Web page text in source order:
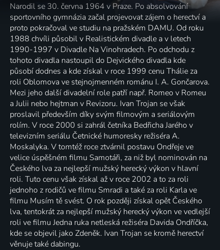
Narodil se 30. června 1964 v Praze. Po absolvování
sportovního gymnázia začal projevovat zájem o herectví a
proto pokračoval ve studiu na pražském DAMU. Od roku
1988 chvíli působil v Realistickém divadle a v letech
1990-1997 v Divadle Na Vinohradech. Po odchodu z
tohoto divadla nastoupil do Dejvického divadla kde
působí dodnes a kde získal v roce 1999 cenu Thálie za
roli Oblomova ve stejnojmenném románu I. A. Gončarova.
Mezi jeho další divadelní role patří např. Romeo v Romeu
a Julii nebo hejtman v Revizoru. Ivan Trojan se však
proslavil především díky svým filmovým a seriálovým
rolím. V roce 2000 si zahrál četníka Bedřicha Jarého v
televizním seriálu Četnické humoresky režiséra A.
Moskalyka. V tomtéž roce ztvárnil postavu Ondřeje ve
velice úspěšném filmu Samotáři, za niž byl nominován na
Českého lva za nejlepší mužský herecký výkon v hlavní
roli. Tuto cenu však získal až v roce 2002 a to za roli
jednoho z rodičů ve filmu Smradi a také za roli Karla ve
filmu Musím tě svést. O rok později získal opět Českého
lva, tentokrát za nejlepší mužský herecký výkon ve vedlejší
roli ve filmu Jedna ruka netleská režiséra Davida Ondříčka,
kde se objevil jako Zdeněk. Ivan Trojan se kromě herectví
věnuje také dabingu.